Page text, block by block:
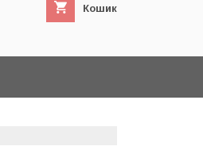
Кошик